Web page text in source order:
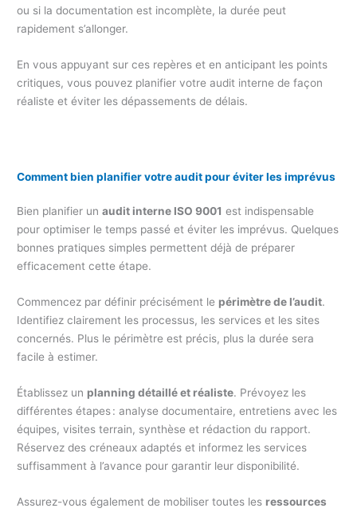
ou si la documentation est incomplète, la durée peut
rapidement s’allonger.
En vous appuyant sur ces repères et en anticipant les points
critiques, vous pouvez planifier votre audit interne de façon
réaliste et éviter les dépassements de délais.
Comment bien planifier votre audit pour éviter les imprévus
Bien planifier unaudit interne ISO 9001 est indispensable
pour optimiser le temps passé et éviter les imprévus. Quelques
bonnes pratiques simples permettent déjà de préparer
efficacement cette étape.
Commencez par définir précisément le périmètre de l’audit.
Identifiez clairement les processus, les services et les sites
concernés. Plus le périmètre est précis, plus la durée sera
facile à estimer.
Établissez un planning détaillé et réaliste. Prévoyez les
différentes étapes : analyse documentaire, entretiens avec les
équipes, visites terrain, synthèse et rédaction du rapport.
Réservez des créneaux adaptés et informez les services
suffisamment à l’avance pour garantir leur disponibilité.
Assurez-vous également de mobiliser toutes les ressources